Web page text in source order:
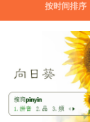
按时间排序